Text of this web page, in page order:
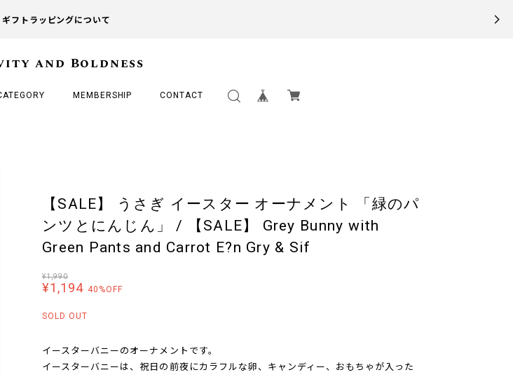
ギフトラッピングについて
and Boldness
MEMBERSHIP CONTACT
【SALE】 うさぎ イースター オーナメント 「緑のパ
ンツとにんじん」 / 【SALE】 Grey Bunny with
Green Pants and Carrot E?n Gry & Sif
¥1,990
¥1,194 40%OFF
SOLD OUT
イースターバニーのオーナメントです。
イースターバニーは、祝日の前夜にカラフルな卵、キャンディー、おもちゃが入った